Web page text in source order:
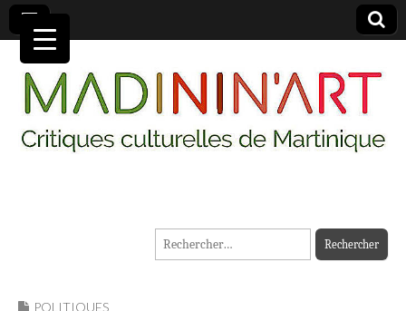
MADININ'ART
Rechercher :
POLITIQUES